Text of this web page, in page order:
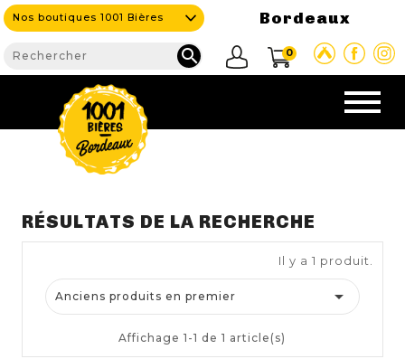
Nos boutiques 1001 Bières Bordeaux
 0

NOS PRODUITS
RÉSULTATS DE LA RECHERCHE
Il y a 1 produit.
Anciens produits en premier 
Affichage 1-1 de 1 article(s)